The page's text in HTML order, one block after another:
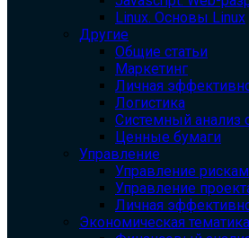
Linux. Основы Linux
Другие
Общие статьи
Маркетинг
Личная
Логистика
Системный анализ
Ценные бумаги
Управление
Управление
Управление
Личная
Экономическая тематика